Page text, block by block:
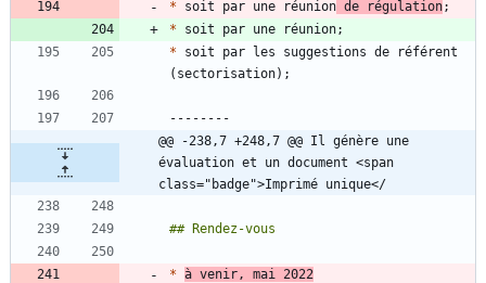
* soit par une réunion de régulation
*
* soit par les suggestions de référent
@@ -238,7 +248,7 @@ Il génère une
évaluation et un document <span
class="badge">Imprimé unique</
* à venir, mai 2022